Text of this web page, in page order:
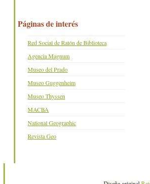
Páginas de interés
Red Social de Ratón de Biblioteca
Agencia Magnum
Museo del Prado
Museo Guggenheim
Museo Thyssen
MACBA
National Geographic
Revista Geo